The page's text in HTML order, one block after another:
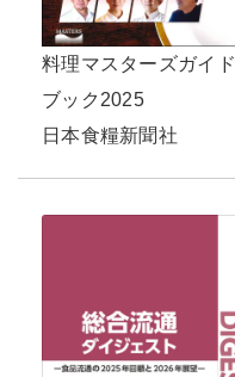
料理マスターズガイド
ブック2025
日本食糧新聞社